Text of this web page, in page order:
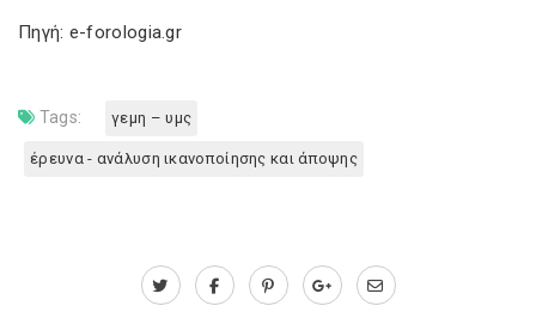
Πηγή: e-forologia.gr
Tags: γεμη – υμς
έρευνα - ανάλυση ικανοποίησης και άποψης